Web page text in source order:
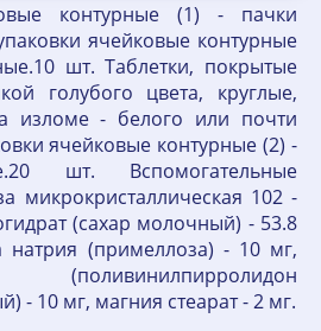
контурные (1) - пачки
ячейковые контурные
шт. Таблетки, покрытые
голубого цвета, круглые,
изломе - белого или почти
ячейковые контурные (2) -
шт. Вспомогательные
микрокристаллическая 102 -
(сахар молочный) - 53.8
натрия (примеллоза) - 10 мг,
- 10 мг, магния стеарат - 2 мг.